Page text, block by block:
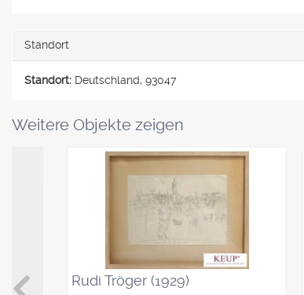
Standort
Standort: Deutschland, 93047
Weitere Objekte zeigen
Rudi Tröger (1929)